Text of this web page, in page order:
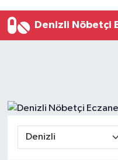
Denizli Nöbetçi
Son Dakika
Haber Arşivi